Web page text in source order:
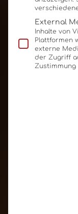
External
Inhalte von
Plattformen
externe
der Zugriff
Zustimmung